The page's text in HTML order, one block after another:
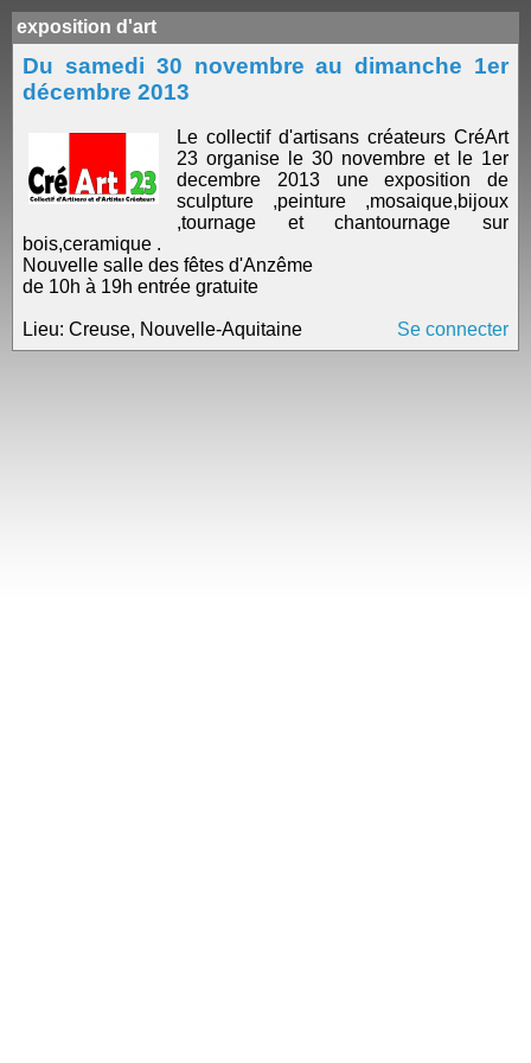
exposition d'art
Du samedi 30 novembre au dimanche 1er
décembre 2013
Le collectif d'artisans créateurs CréArt
23 organise le 30 novembre et le 1er
decembre 2013 une exposition de
sculpture ,peinture ,mosaique,bijoux
,tournage et chantournage sur
bois,ceramique .
Nouvelle salle des fêtes d'Anzême
de 10h à 19h entrée gratuite
Lieu: Creuse, Nouvelle-Aquitaine Se connecter